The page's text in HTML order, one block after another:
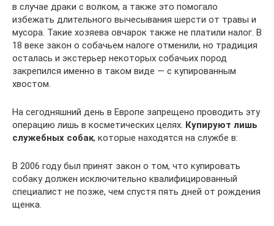
в случае драки с волком, а также это помогало
избежать длительного вычесывания шерсти от травы и
мусора. Такие хозяева овчарок также не платили налог. В
18 веке закон о собачьем налоге отменили, но традиция
осталась и экстерьер некоторых собачьих пород
закрепился именно в таком виде — с купированным
хвостом.
На сегодняшний день в Европе запрещено проводить эту
операцию лишь в косметических целях. Купируют лишь
служебных собак, которые находятся на службе в:
В 2006 году был принят закон о том, что купировать
собаку должен исключительно квалифицированный
специалист не позже, чем спустя пять дней от рождения
щенка.